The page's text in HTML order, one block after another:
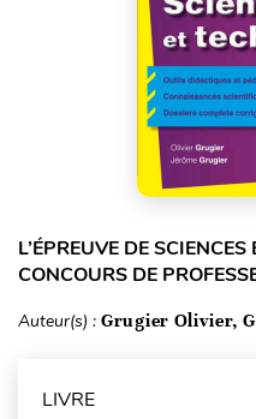
L’ÉPREUVE DE
CONCOURS DE
Auteur(s) : Grugier Olivier,
LIVRE